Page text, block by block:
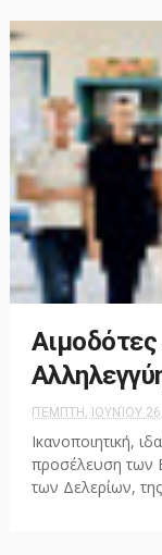
ΠΈΜΠΤΗ, ΙΟΥΝΊΟΥ
Ικανοποιητική,
προσέλευση των
των Δελερίων,